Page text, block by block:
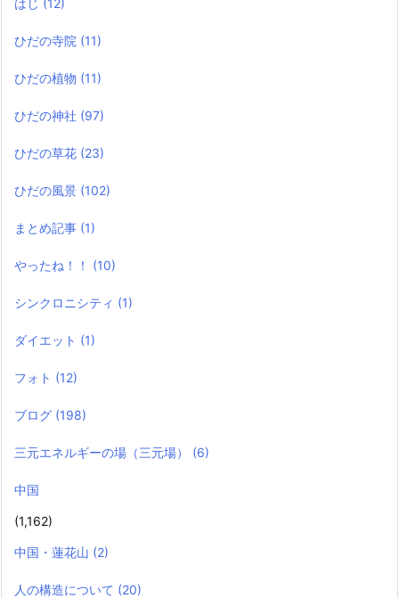
はじ (12)
ひだの寺院 (11)
ひだの植物 (11)
ひだの神社 (97)
ひだの草花 (23)
ひだの風景 (102)
まとめ記事 (1)
やったね！！ (10)
シンクロニシティ (1)
ダイエット (1)
フォト (12)
ブログ (198)
三元エネルギーの場（三元場） (6)
中国
(1,162)
中国・蓮花山 (2)
人の構造について (20)